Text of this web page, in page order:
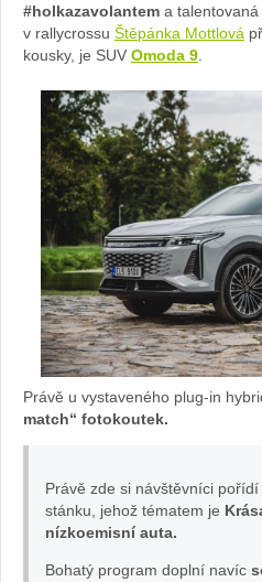
#holkazavolantem a
v rallycrossu Štěpánka Mottlová
kousky, je SUV Omoda 9.
Právě u vystaveného plug-in
match“ fotokoutek.
Právě zde si návštěvníci
stánku, jehož tématem je
nízkoemisní auta.
Bohatý program doplní navíc